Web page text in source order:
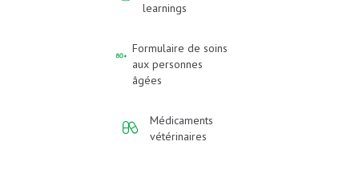
learnings
Formulaire de soins
aux personnes
âgées
Médicaments
vétérinaires